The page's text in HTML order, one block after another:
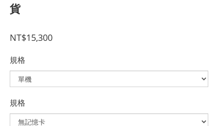
貨
NT$15,300
規格
規格